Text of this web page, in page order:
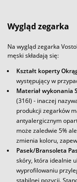
Wygląd zegarka
Na wygląd zegarka
męski składają się:
Kształt koperty
występujący w
Materiał wykonania
(316l) - inaczej
produkcji zegarków
antyalergicznym
może zaledwie 5%
zmienia koloru,
Pasek/Bransoleta
skóry, która idealnie
wyprofilowaniu
stabilnej pozycji.